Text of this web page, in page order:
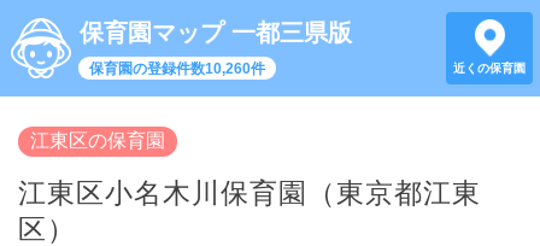
保育園マップ 一都三県版
保育園の登録件数10,260件 近くの保育園
江東区の保育園
江東区小名木川保育園（東京都江東
区）